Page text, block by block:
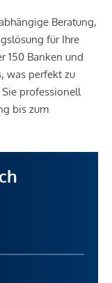
Beratung,
für Ihre
150 Banken und
was perfekt zu
professionell
bis zum